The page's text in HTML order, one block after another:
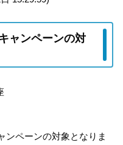
ャンペーンの対
ペーンの対象となりま